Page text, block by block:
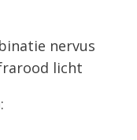
nervus
licht